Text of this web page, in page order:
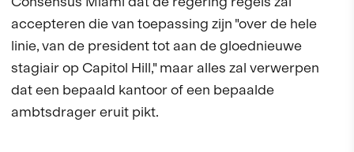
accepteren die van toepassing zijn "over de hele
linie, van de president tot aan de gloednieuwe
stagiair op Capitol Hill," maar alles zal verwerpen
dat een bepaald kantoor of een bepaalde
ambtsdrager eruit pikt.